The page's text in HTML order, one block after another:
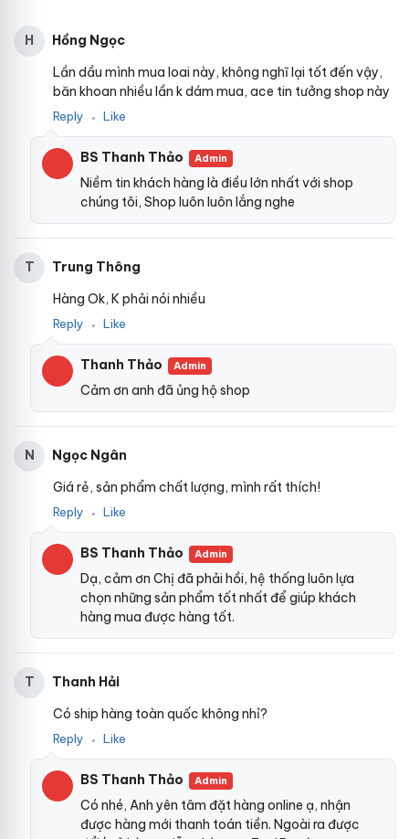
H
Hồng Ngọc
Lần dầu mình mua loai này, không nghĩ lại tốt đến vậy,
băn khoan nhiều lần k dám mua, ace tin tưởng shop này
Reply ● Like
BS Thanh Thảo Admin
Niềm tin khách hàng là điều lớn nhất với shop
chúng tôi, Shop luôn luôn lắng nghe
T
Trung Thông
Hàng Ok, K phải nói nhiều
Reply ● Like
Thanh Thảo Admin
Cảm ơn anh đã ủng hộ shop
N
Ngọc Ngân
Giá rẻ, sản phẩm chất lượng, mình rất thích!
Reply ● Like
BS Thanh Thảo Admin
Dạ, cảm ơn Chị đã phải hồi, hệ thống luôn lựa
chọn những sản phẩm tốt nhất để giúp khách
hàng mua được hàng tốt.
T
Thanh Hải
Có ship hàng toàn quốc không nhỉ?
Reply ● Like
BS Thanh Thảo Admin
Có nhé, Anh yên tâm đặt hàng online ạ, nhận
được hàng mới thanh toán tiền. Ngoài ra được